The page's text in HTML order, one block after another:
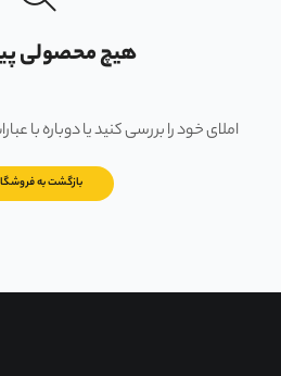
هیچ محصولی
املای خود را بررسی کنید یا دوباره با
بازگشت به